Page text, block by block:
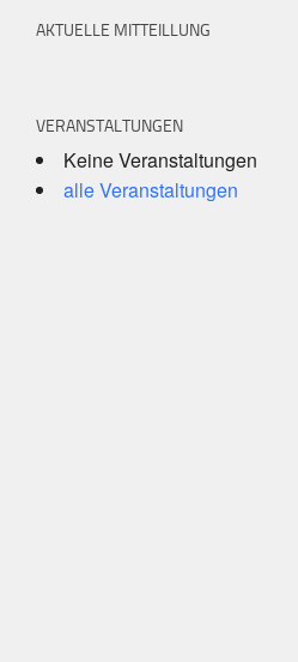
AKTUELLE MITTEILLUNG
VERANSTALTUNGEN
Keine Veranstaltungen
alle Veranstaltungen